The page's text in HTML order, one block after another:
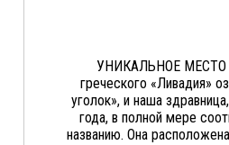
УНИКАЛЬНОЕ МЕСТО
греческого «Ливадия»
уголок», и наша
года, в полной мере
названию. Она